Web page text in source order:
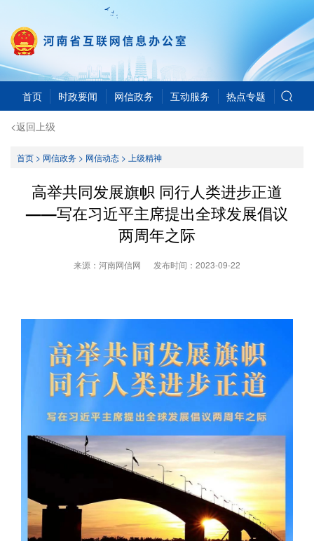
首页 时政要闻 网信政务 互动服务 热点专题
<返回上级
首页> 网信政务> 网信动态> 上级精神
高举共同发展旗帜 同行人类进步正道
——写在习近平主席提出全球发展倡议
两周年之际
来源：河南网信网 发布时间： 2023-09-22